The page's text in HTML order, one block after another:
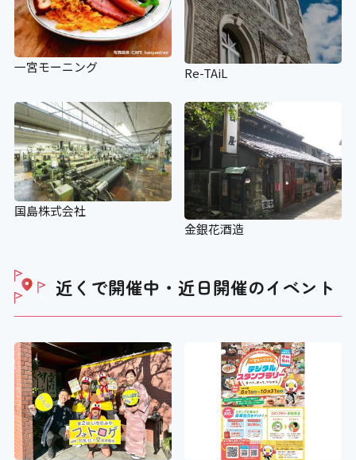
一宮モーニング Re-TAiL
国島株式会社
金銀花酒造
近くで開催中・近日開催のイベント